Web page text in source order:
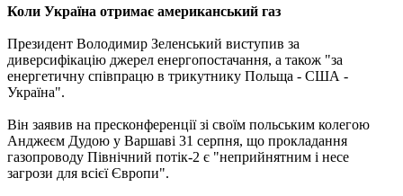
Коли Україна отримає американський газ
Президент Володимир Зеленський виступив за
диверсифікацію джерел енергопостачання, а також "за
енергетичну співпрацю в трикутнику Польща - США -
Україна".
Він заявив на пресконференції зі своїм польським колегою
Анджеєм Дудою у Варшаві 31 серпня, що прокладання
газопроводу Північний потік-2 є "неприйнятним і несе
загрози для всієї Європи".